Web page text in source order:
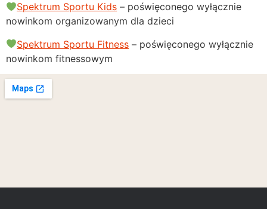
Spektrum Sportu Kids – poświęconego wyłącznie
nowinkom organizowanym dla dzieci
Spektrum Sportu Fitness – poświęconego wyłącznie
nowinkom fitnessowym